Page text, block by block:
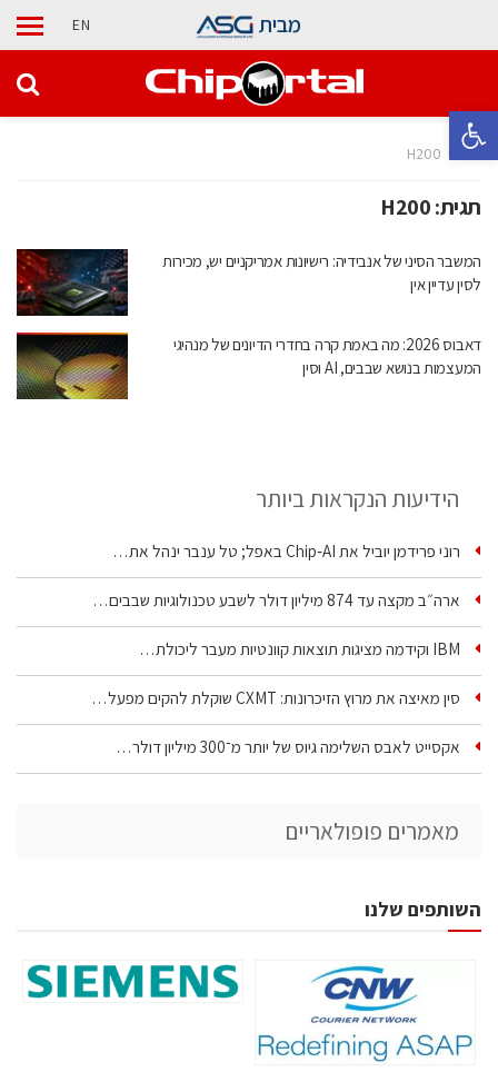
פתח סרגל נגישות
מבית EN
בית H200
תגית:H200
המשבר הסיני של אנבידיה: רישיונות אמריקניים יש, מכירות
לסין עדיין אין
דאבוס 2026: מה באמת קרה בחדרי הדיונים של מנהיגי
המעצמות בנושא שבבים, AI וסין
הידיעות הנקראות ביותר
רוני פרידמן יוביל את Chip‑AI באפל; טל ענבר ינהל את…
ארה״ב מקצה עד 874 מיליון דולר לשבע טכנולוגיות שבבים…
IBM וקידמה מציגות תוצאות קוונטיות מעבר ליכולת…
סין מאיצה את מרוץ הזיכרונות: CXMT שוקלת להקים מפעל…
אקסייט לאבס השלימה גיוס של יותר מ־300 מיליון דולר…
מאמרים פופולאריים
השותפים שלנו